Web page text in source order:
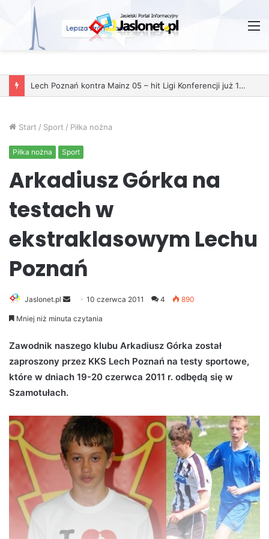
Lech Poznań kontra Mainz 05 – hit Ligi Konferencji już 11 grudnia
Start / Sport / Piłka nożna
Piłka nożna Sport
Arkadiusz Górka na
testach w
ekstraklasowym Lechu
Poznań
Jaslonet.pl
d
a
n
a
i
l
10 czerwca 2011 4 890
Mniej niż minuta czytania
Zawodnik naszego klubu Arkadiusz Górka został
zaproszony przez KKS Lech Poznań na testy sportowe,
które w dniach 19-20 czerwca 2011 r. odbędą się w
Szamotułach.